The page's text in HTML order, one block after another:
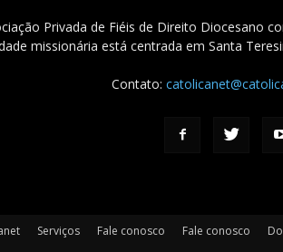
Privada de Fiéis de Direito Diocesano
missionária está centrada em Santa
Contato:
Serviços Fale conosco Fale conosco